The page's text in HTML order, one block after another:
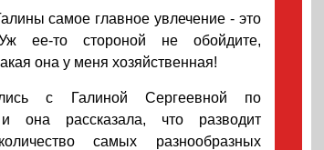
самое главное увлечение - это
Уж ее-то стороной не обойдите,
она у меня хозяйственная!
с Галиной Сергеевной по
она рассказала, что разводит
самых разнообразных